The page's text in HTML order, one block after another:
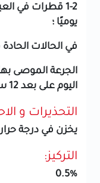
يوميًا ؛
في الحالات
الجرعة الموصى
اليوم على بعد 12 ساعة تقريبا.
التحذيرات و
يخزن في درجة
التركيز:
0.5%